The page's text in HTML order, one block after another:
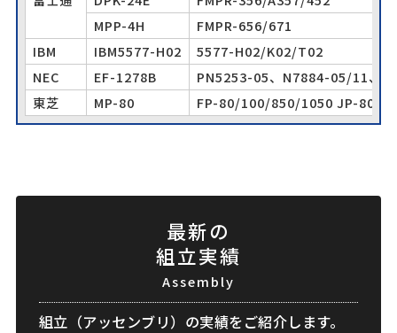
MPP-4H
FMPR-656/671
IBM
IBM5577-H02
5577-H02/K02/T02
NEC
EF-1278B
PN5253-05、N7884-05/11、
東芝
MP-80 FP-80/100/850/1050 JP-80
最新の
組立実績
Assembly
組立（アッセンブリ）の実績をご紹介します。